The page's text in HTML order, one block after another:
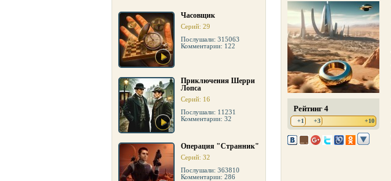
Часовщик
Серий: 29
Послушали: 315063
Комментарии: 122
Приключения Шерри
Лопса
Серий: 16
Послушали: 11231
Комментарии: 32
Операция "Странник"
Серий: 32
Послушали: 363810
Комментарии: 286
Рейтинг 4
+1 +3 +10